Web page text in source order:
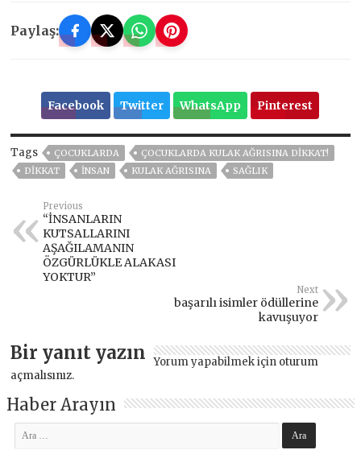
Paylaş:
Facebook Twitter WhatsApp Pinterest
Tags ÇOCUKLARDA
ÇOCUKLARDA KULAK AĞRISINA DIKKAT!
DİKKAT
İNSAN KULAK AĞRISINA SAĞLIK
Previous
“İNSANLARIN
KUTSALLARINI
AŞAĞILAMANIN
ÖZGÜRLÜKLE ALAKASI
YOKTUR”
Next
başarılı isimler ödüllerine
kavuşuyor
Bir yanıt yazın Yorum yapabilmek için oturum
açmalısınız.
Haber Arayın